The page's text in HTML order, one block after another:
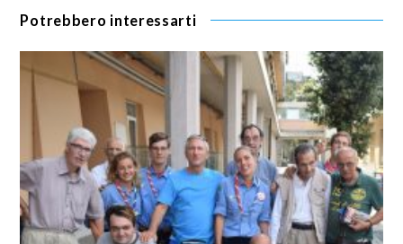
Potrebbero interessarti